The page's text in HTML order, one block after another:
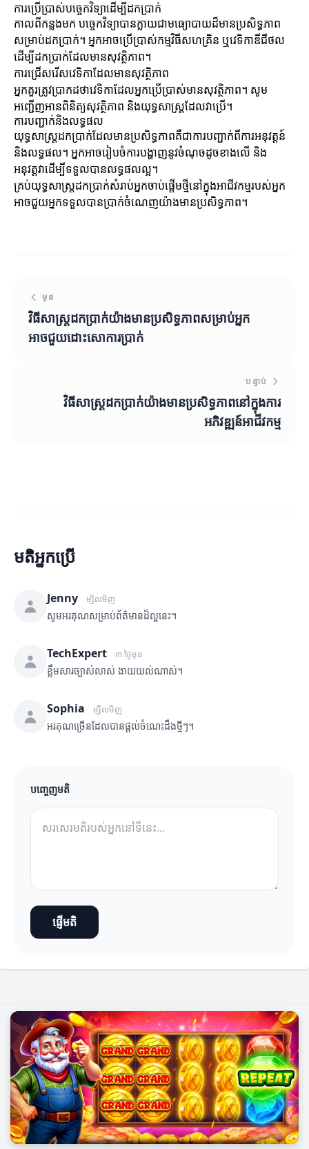
ការប្រើប្រាស់បច្ចេកវិទ្យាដើម្បីដកប្រាក់
កាលពីកន្លងមក បច្ចេកវិទ្យាបានក្លាយជាមធ្យោបាយដ៏មានប្រសិទ្ធភាព
សម្រាប់ដកប្រាក់។ អ្នកអាចប្រើប្រាស់កម្មវិធីសហគ្រិន ឬវេទិកាឌីជីថល
ដើម្បីដកប្រាក់ដែលមានសុវត្ថិភាព។
ការជ្រើសរើសវេទិកាដែលមានសុវត្ថិភាព
អ្នកគួរត្រូវប្រាកដថាវេទិកាដែលអ្នកប្រើប្រាស់មានសុវត្ថិភាព។ សូម
អញ្ជើញអានពិនិត្យសុវត្ថិភាព និងយុទ្ធសាស្ត្រដែលវាប្រើ។
ការបញ្ជាក់និងលទ្ធផល
យុទ្ធសាស្ត្រដកប្រាក់ដែលមានប្រសិទ្ធភាពគឺជាការបញ្ជាក់ពីការអនុវត្តន៍
និងលទ្ធផល។ អ្នកអាចរៀបចំការបង្ហាញនូវចំណុចដូចខាងលើ និង
អនុវត្តវាដើម្បីទទួលបានលទ្ធផលល្អ។
គ្រប់យុទ្ធសាស្ត្រដកប្រាក់សំរាប់អ្នកចាប់ផ្តើមថ្មីនៅក្នុងអាជីវកម្មរបស់អ្នក
អាចជួយអ្នកទទួលបានប្រាក់ចំណេញយ៉ាងមានប្រសិទ្ធភាព។
មុន
វិធីសាស្រ្តដកប្រាក់យ៉ាងមានប្រសិទ្ធភាពសម្រាប់អ្នក
អាចជួយដោះសោការប្រាក់
បន្ទាប់
វិធីសាស្រ្តដកប្រាក់យ៉ាងមានប្រសិទ្ធភាពនៅក្នុងការ
អភិវឌ្ឍន៍អាជីវកម្ម
មតិអ្នកប្រើ
Jenny ម្សិលមិញ
សូមអរគុណសម្រាប់ព័ត៌មានដ៏ល្អនេះ។
TechExpert ៣ ថ្ងៃមុន
ខ្លឹមសារច្បាស់លាស់ ងាយយល់ណាស់។
Sophia ម្សិលមិញ
អរគុណច្រើនដែលបានផ្តល់ចំណេះដឹងថ្មីៗ។
បញ្ចេញមតិ
ផ្ញើមតិ